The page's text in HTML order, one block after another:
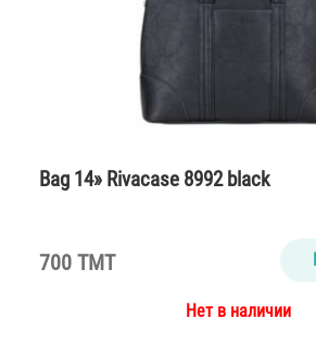
Bag 14» Rivacase 8992 black
700 TMT
Нет в наличии